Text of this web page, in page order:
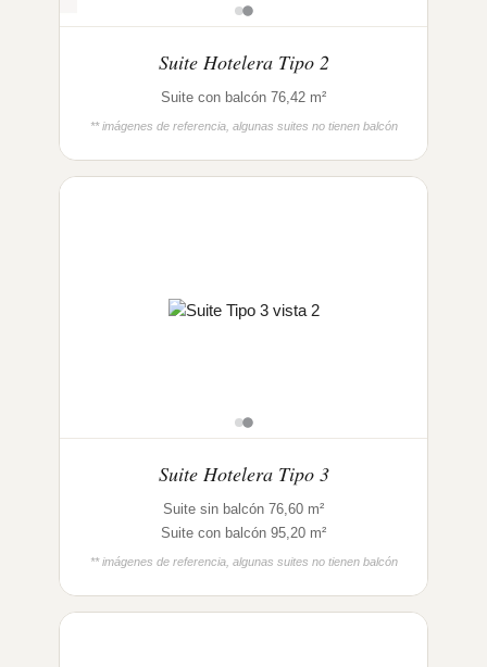
Suite Hotelera Tipo 2
Suite con balcón 76,42 m²
** imágenes de referencia, algunas suites no tienen balcón
Suite Hotelera Tipo 3
Suite sin balcón 76,60 m²
Suite con balcón 95,20 m²
** imágenes de referencia, algunas suites no tienen balcón